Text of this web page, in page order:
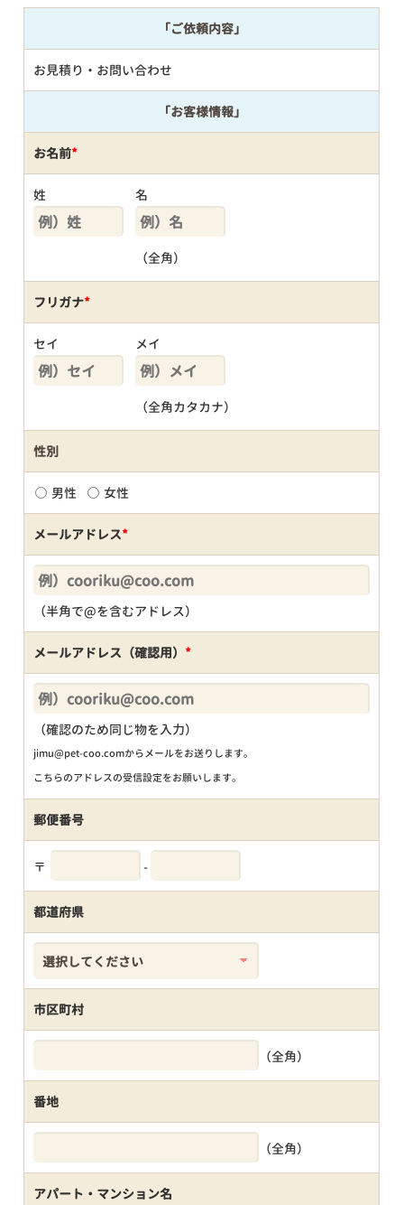
「ご依頼内容」
お見積り・お問い合わせ
「お客様情報」
お名前*
姓 名
（全角）
フリガナ*
セイ メイ
（全角カタカナ）
性別
男性 女性
メールアドレス*
（半角で@を含むアドレス）
メールアドレス（確認用） *
（確認のため同じ物を入力）
jimu@pet-coo.comからメールをお送りします。
こちらのアドレスの受信設定をお願いします。
郵便番号
〒 -
都道府県
市区町村
（全角）
番地
（全角）
アパート・マンション名